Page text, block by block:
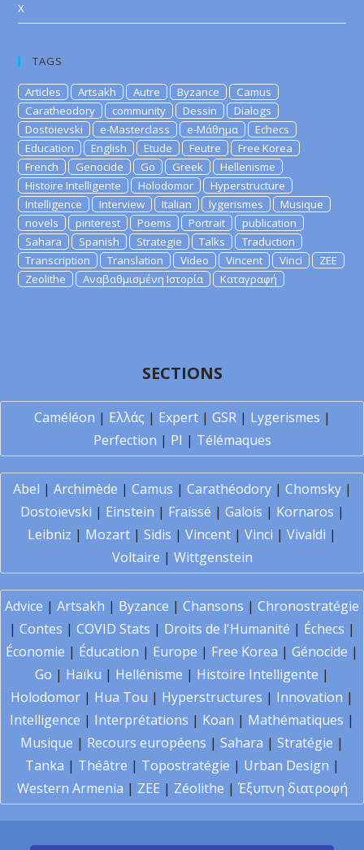
X
TAGS
Articles Artsakh Autre Byzance
Camus
Caratheodory
community Dessin
Dialogs
Dostoievski
e-Masterclass e-Μάθημα
Echecs
Education
English Etude Feutre
Free Korea
French
Genocide Go Greek
Hellenisme
Histoire Intelligente
Holodomor
Hyperstructure
Intelligence
Interview Italian lygerismes
Musique
novels
pinterest Poems Portrait
publication
Sahara
Spanish Strategie Talks
Traduction
Transcription
Translation Video Vincent Vinci
ZEE
Zeolithe
Αναβαθμισμένη Ιστορία Καταγραφή
SECTIONS
Caméléon | Ελλάς | Expert| GSR| Lygerismes |
Perfection | PI | Télémaques
Abel | Archimède | Camus | Carathéodory| Chomsky|
Dostoïevski | Einstein | Fraïssé | Galois | Kornaros |
Leibniz | Mozart | Sidis | Vincent | Vinci | Vivaldi |
Voltaire | Wittgenstein
Advice | Artsakh | Byzance | Chansons | Chronostratégie
| Contes | COVID Stats | Droits de l'Humanité | Échecs |
Économie | Éducation | Europe | Free Korea | Génocide |
Go | Haïku | Hellénisme | Histoire Intelligente |
Holodomor | Hua Tou | Hyperstructures | Innovation |
Intelligence | Interprétations | Koan | Mathématiques |
Musique | Recours européens | Sahara | Stratégie |
Tanka | Théâtre | Topostratégie | Urban Design |
Western Armenia | ZEE | Zéolithe | Έξυπνη διατροφή